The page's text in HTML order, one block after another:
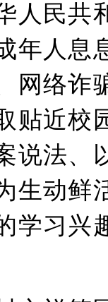
人民共
年人息
网络诈
贴近校
说法、
生动鲜
学习兴